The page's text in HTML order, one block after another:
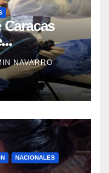
para
pacientes
NAVARRO
NACIONALES